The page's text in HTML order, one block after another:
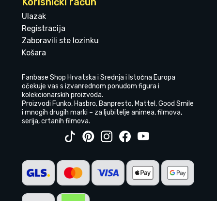
Ulazak
Registracija
Zaboravili ste lozinku
Košara
Fanbase Shop Hrvatska i Srednja i Istočna Europa
očekuje vas s izvanrednom ponudom figura i
kolekcionarskih proizvoda.
Proizvodi Funko, Hasbro, Banpresto, Mattel, Good Smile
i mnogih drugih marki – za ljubitelje animea, filmova,
serija, crtanih filmova.